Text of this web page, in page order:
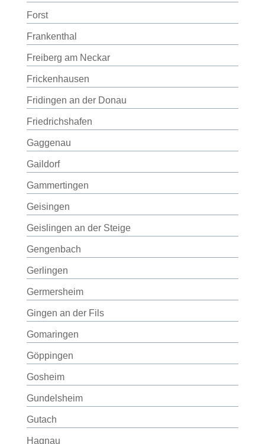
Forst
Frankenthal
Freiberg am Neckar
Frickenhausen
Fridingen an der Donau
Friedrichshafen
Gaggenau
Gaildorf
Gammertingen
Geisingen
Geislingen an der Steige
Gengenbach
Gerlingen
Germersheim
Gingen an der Fils
Gomaringen
Göppingen
Gosheim
Gundelsheim
Gutach
Hagnau